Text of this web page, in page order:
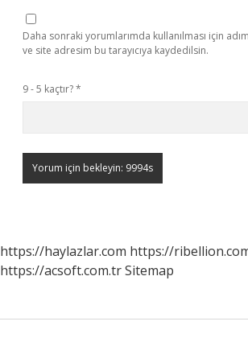
Daha sonraki yorumlarımda kullanılması için
ve site adresim bu tarayıcıya kaydedilsin.
9 - 5 kaçtır?*
https://haylazlar.com https://
https://acsoft.com.trSitemap